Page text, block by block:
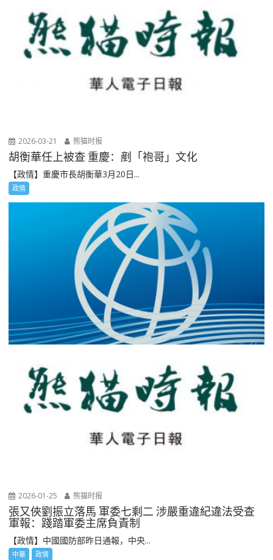
2026-03-21 熊猫时报
胡衡華任上被查 重慶：剷「袍哥」文化
【政情】重慶市長胡衡華3月20日...
政情
2026-01-25 熊猫时报
張又俠劉振立落馬 軍委七剩二 涉嚴重違紀違法受查
軍報：踐踏軍委主席負責制
【政情】中國國防部昨日通報，中央...
中華 政情